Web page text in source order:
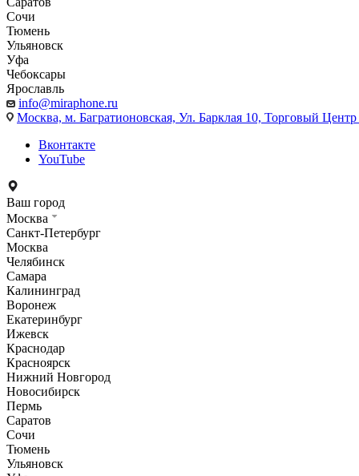
Сочи
Тюмень
Ульяновск
Уфа
Чебоксары
Ярославль
info@miraphone.ru
Москва, м. Багратионовская, Ул. Барклая 10, Торговый
Вконтакте
YouTube
Ваш город
Москва
Санкт-Петербург
Москва
Челябинск
Самара
Калининград
Воронеж
Екатеринбург
Ижевск
Краснодар
Красноярск
Нижний Новгород
Новосибирск
Пермь
Саратов
Сочи
Тюмень
Ульяновск